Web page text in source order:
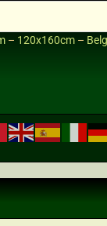
– 120x160cm –